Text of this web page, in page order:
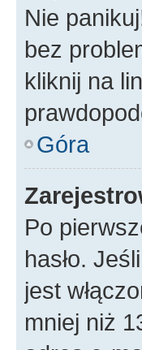
Nie
bez
kliknij na
Góra
Po
hasło.
jest
mniej niż